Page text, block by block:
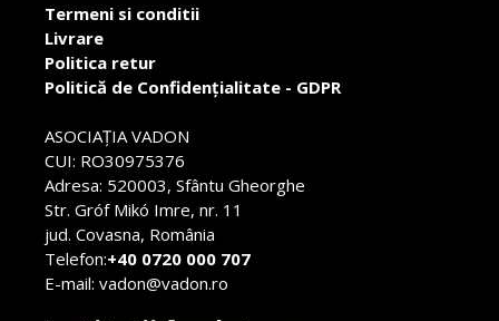
Termeni si conditii
Livrare
Politica retur
Politică de Confidențialitate - GDPR
ASOCIAŢIA VADON
CUI: RO30975376
Adresa: 520003, Sfântu Gheorghe
Str. Gróf Mikó Imre, nr. 11
jud. Covasna, România
Telefon:+40 0720 000 707
E-mail: vadon@vadon.ro